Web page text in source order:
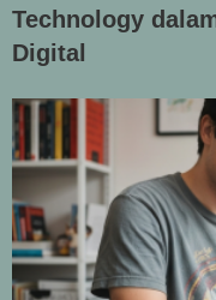
Technology
Digital